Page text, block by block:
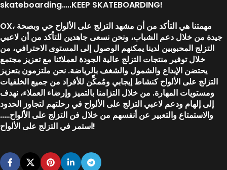
skateboarding…..KEEP SKATEBOARDING!
OX، مهمتنا هي التأكد من أن مشهد التزلج على الألواح حي وبصحة
جيدة من خلال دعم الشباب، ونحن نسعى جاهدين للتأكد من أن لاعبي
التزلج المحبوبين لدينا يمكنهم الوصول إلى المستوى الاحترافي، من
خلال توفير منتجات التزلج عالية الجودة لعملائنا مع تعزيز مجتمع
يحتضن الإبداع والشمول والشغف بالرياضة. نحن ملتزمون بتعزيز
التزلج على الألواح كنشاط إيجابي ومُمكِّن للأفراد من جميع الخلفيات
ومستويات المهارة. من خلال التزامنا بالتميز وإرضاء العملاء، نهدف
إلى إلهام ودعم لاعبي التزلج على الألواح في رحلتهم لتجاوز الحدود
والاستمتاع والتعبير عن أنفسهم من خلال فن التزلج على الألواح…..
استمر في التزلج على الألواح!